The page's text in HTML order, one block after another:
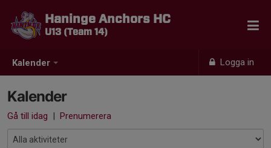
Kalender Logga in
Haninge Anchors HC
U13 (Team 14)
Kalender
Gå till idag | Prenumerera